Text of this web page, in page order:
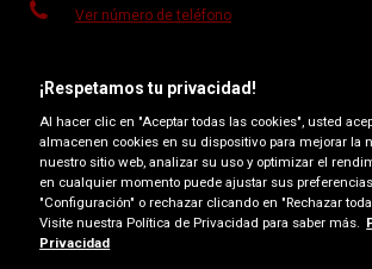
Ver número de teléfono
Lunes 09:00-13:30
Martes
09:00-13:30
Miércoles
09:00-13:30
¡Respetamos tu privacidad!
Al hacer clic en "Aceptar todas las cookies", usted
almacenen cookies en su dispositivo para mejorar la
nuestro sitio web, analizar su uso y optimizar el
en cualquier momento puede ajustar sus
"Configuración" o rechazar clicando en "Rechazar
Visite nuestra Política de Privacidad para saber más.
Privacidad